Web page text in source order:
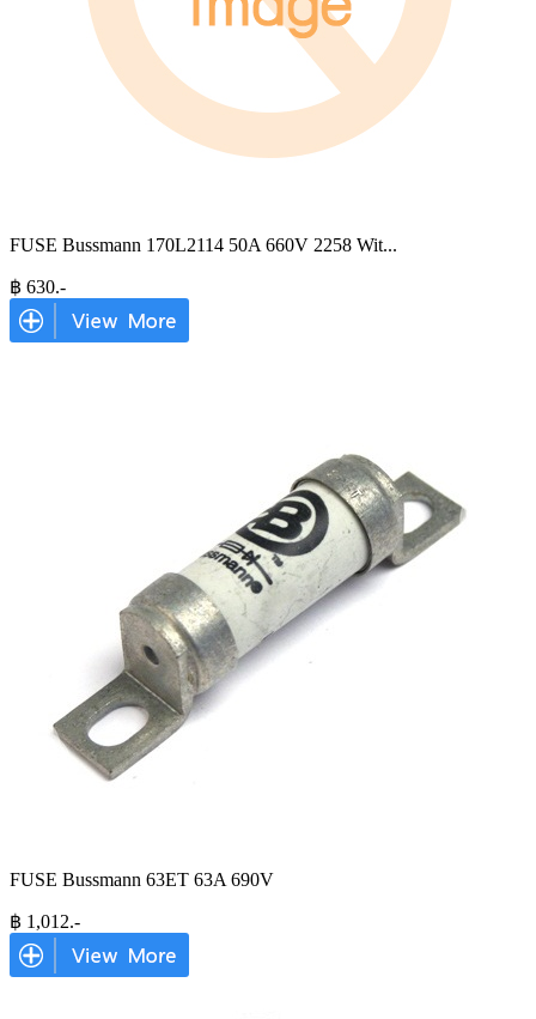
FUSE Bussmann 170L2114 50A 660V 2258 Wit...
฿ 630.-
FUSE Bussmann 63ET 63A 690V
฿ 1,012.-